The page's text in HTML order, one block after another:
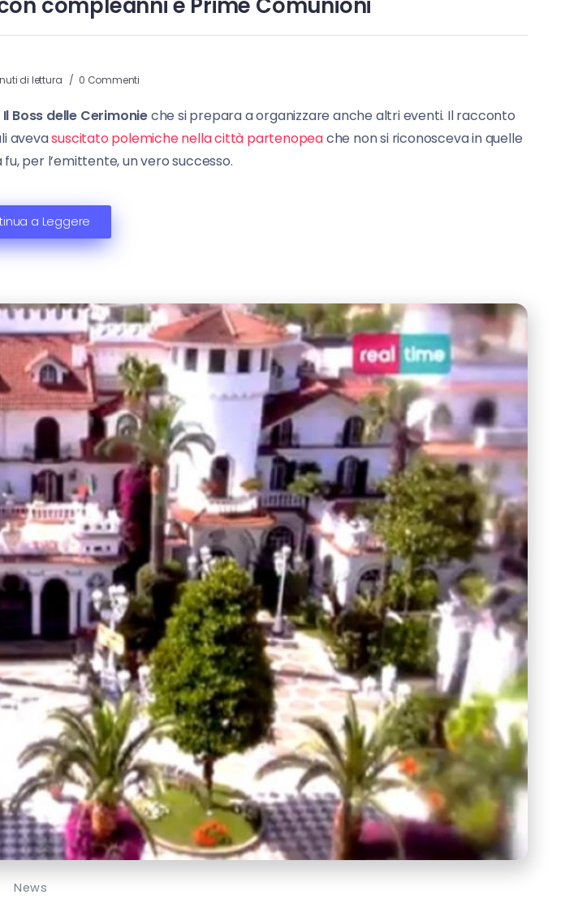
di lettura 0 Commenti
Il Boss delle Cerimonieche si prepara a organizzare anche altri eventi. Il racconto
avevasuscitato polemiche nella città partenopeache non si riconosceva in quelle
per l’emittente, un vero successo.
a Leggere
News